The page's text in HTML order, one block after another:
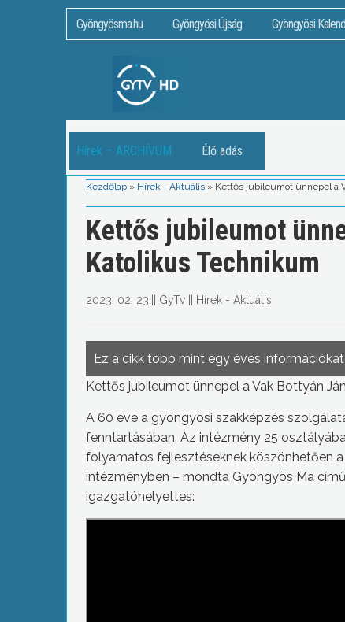
Gyöngyösma.hu Gyöngyösi Újság Gyöngyösi
Hírek – ARCHÍVUM Élő adás
Kezdőlap » Hírek - Aktuális » Kettős jubileumot ünnepel a
Kettős jubileumot
Katolikus Technikum
2023. 02. 23. GyTv Hírek - Aktuális
Ez a cikk több mint egy éves
Kettős jubileumot ünnepel a Vak Bottyán
A 60 éve a gyöngyösi szakképzés
fenntartásában. Az intézmény 25
folyamatos fejlesztéseknek köszönhetően
intézményben – mondta Gyöngyös Ma
igazgatóhelyettes: